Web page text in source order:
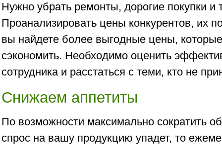
Нужно убрать ремонты, дорогие покупки и
Проанализировать цены конкурентов, их
вы найдете более выгодные цены,
сэкономить. Необходимо оценить
сотрудника и расстаться с теми, кто не
Снижаем аппетиты
По возможности максимально сократить
спрос на вашу продукцию упадет, то